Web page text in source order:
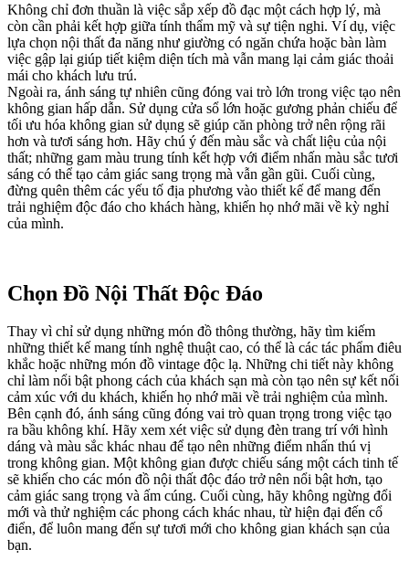
Không chỉ đơn thuần là việc sắp xếp đồ đạc một cách hợp lý, mà
còn cần phải kết hợp giữa tính thẩm mỹ và sự tiện nghi. Ví dụ, việc
lựa chọn nội thất đa năng như giường có ngăn chứa hoặc bàn làm
việc gập lại giúp tiết kiệm diện tích mà vẫn mang lại cảm giác thoải
mái cho khách lưu trú.
Ngoài ra, ánh sáng tự nhiên cũng đóng vai trò lớn trong việc tạo nên
không gian hấp dẫn. Sử dụng cửa sổ lớn hoặc gương phản chiếu để
tối ưu hóa không gian sử dụng sẽ giúp căn phòng trở nên rộng rãi
hơn và tươi sáng hơn. Hãy chú ý đến màu sắc và chất liệu của nội
thất; những gam màu trung tính kết hợp với điểm nhấn màu sắc tươi
sáng có thể tạo cảm giác sang trọng mà vẫn gần gũi. Cuối cùng,
đừng quên thêm các yếu tố địa phương vào thiết kế để mang đến
trải nghiệm độc đáo cho khách hàng, khiến họ nhớ mãi về kỳ nghỉ
của mình.
Chọn Đồ Nội Thất Độc Đáo
Thay vì chỉ sử dụng những món đồ thông thường, hãy tìm kiếm
những thiết kế mang tính nghệ thuật cao, có thể là các tác phẩm điêu
khắc hoặc những món đồ vintage độc lạ. Những chi tiết này không
chỉ làm nổi bật phong cách của khách sạn mà còn tạo nên sự kết nối
cảm xúc với du khách, khiến họ nhớ mãi về trải nghiệm của mình.
Bên cạnh đó, ánh sáng cũng đóng vai trò quan trọng trong việc tạo
ra bầu không khí. Hãy xem xét việc sử dụng đèn trang trí với hình
dáng và màu sắc khác nhau để tạo nên những điểm nhấn thú vị
trong không gian. Một không gian được chiếu sáng một cách tinh tế
sẽ khiến cho các món đồ nội thất độc đáo trở nên nổi bật hơn, tạo
cảm giác sang trọng và ấm cúng. Cuối cùng, hãy không ngừng đổi
mới và thử nghiệm các phong cách khác nhau, từ hiện đại đến cổ
điển, để luôn mang đến sự tươi mới cho không gian khách sạn của
bạn.